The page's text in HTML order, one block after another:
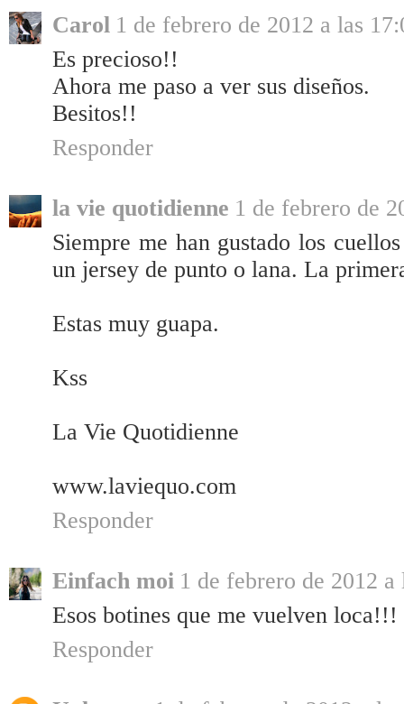
Carol 1 de febrero de 2012 a las
Es precioso!!
Ahora me paso a ver sus diseños.
Besitos!!
Responder
la vie quotidienne 1 de febrero de
Siempre me han gustado los
un jersey de punto o lana. La
Estas muy guapa.
Kss
La Vie Quotidienne
www.laviequo.com
Responder
Einfach moi 1 de febrero de 2012 a
Esos botines que me vuelven loca!!!
Responder